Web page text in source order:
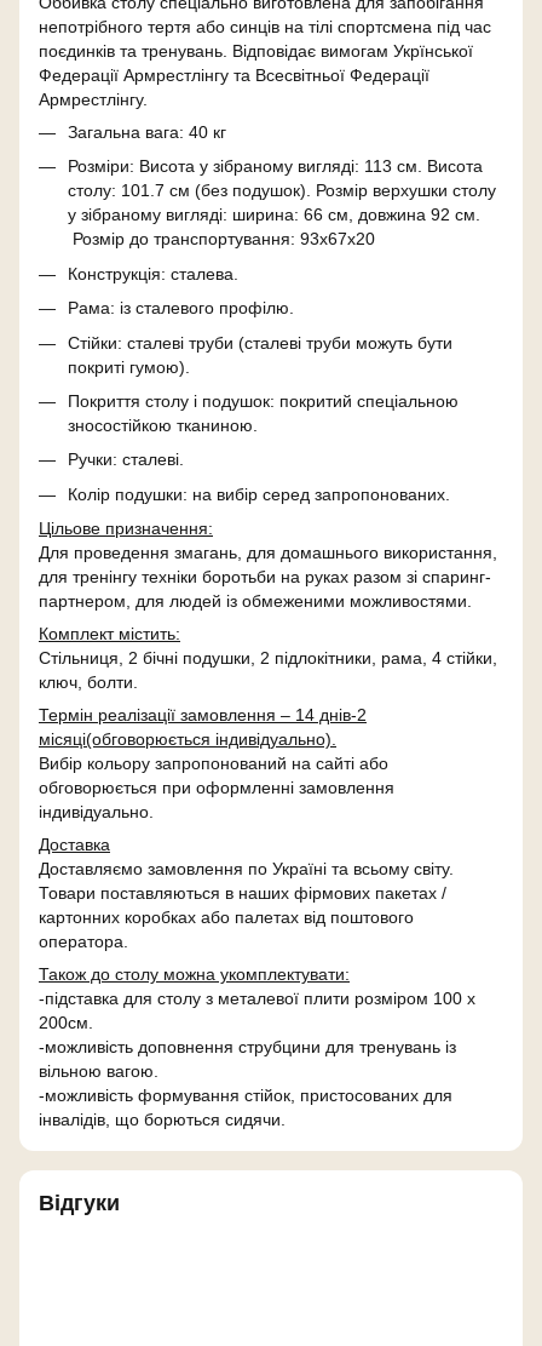
непотрібного тертя або синців на тілі спортсмена під час
поєдинків та тренувань. Відповідає вимогам Укрїнської
Федерації Армрестлінгу та Всесвітньої Федерації
Армрестлінгу.
Загальна вага: 40 кг
Розміри: Висота у зібраному вигляді: 113 см. Висота
столу: 101.7 см (без подушок). Розмір верхушки столу
у зібраному вигляді: ширина: 66 см, довжина 92 см.
Розмір до транспортування: 93х67х20
Конструкція: сталева.
Рама: із сталевого профілю.
Стійки: сталеві труби (сталеві труби можуть бути
покриті гумою).
Покриття столу і подушок: покритий спеціальною
зносостійкою тканиною.
Ручки: сталеві.
Колір подушки: на вибір серед запропонованих.
Цільове призначення:
Для проведення змагань, для домашнього використання,
для тренінгу техніки боротьби на руках разом зі спаринг-
партнером, для людей із обмеженими можливостями.
Комплект містить:
Стільниця, 2 бічні подушки, 2 підлокітники, рама, 4 стійки,
ключ, болти.
Термін реалізації замовлення – 14 днів-2
місяці(обговорюється індивідуально).
Вибір кольору запропонований на сайті або
обговорюється при оформленні замовлення
індивідуально.
Доставка
Доставляємо замовлення по Україні та всьому світу.
Товари поставляються в наших фірмових пакетах /
картонних коробках або палетах від поштового
оператора.
Також до столу можна укомплектувати:
-підставка для столу з металевої плити розміром 100 х
200см.
-можливість доповнення струбцини для тренувань із
вільною вагою.
-можливість формування стійок, пристосованих для
інвалідів, що борються сидячи.
Відгуки